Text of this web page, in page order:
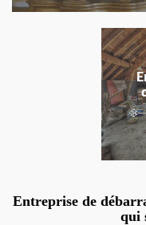
Entreprise de
qui